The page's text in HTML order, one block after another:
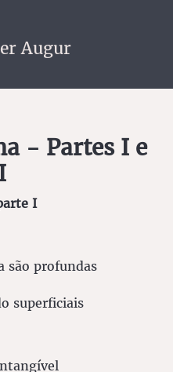
Augur
- Partes I e
I
são profundas
superficiais